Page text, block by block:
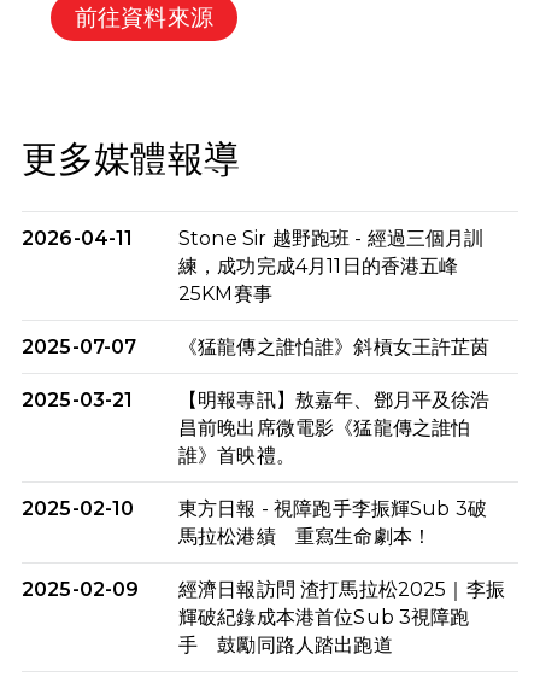
前往資料來源
更多媒體報導
2026-04-11
Stone Sir 越野跑班 - 經過三個月訓
練，成功完成4月11日的香港五峰
25KM賽事
2025-07-07 《猛龍傳之誰怕誰》斜槓女王許芷茵
2025-03-21
【明報專訊】敖嘉年、鄧月平及徐浩
昌前晚出席微電影《猛龍傳之誰怕
誰》首映禮。
2025-02-10
東方日報 - 視障跑手李振輝Sub 3破
馬拉松港績 重寫生命劇本！
2025-02-09
經濟日報訪問 渣打馬拉松2025｜李振
輝破紀錄成本港首位Sub 3視障跑
手 鼓勵同路人踏出跑道